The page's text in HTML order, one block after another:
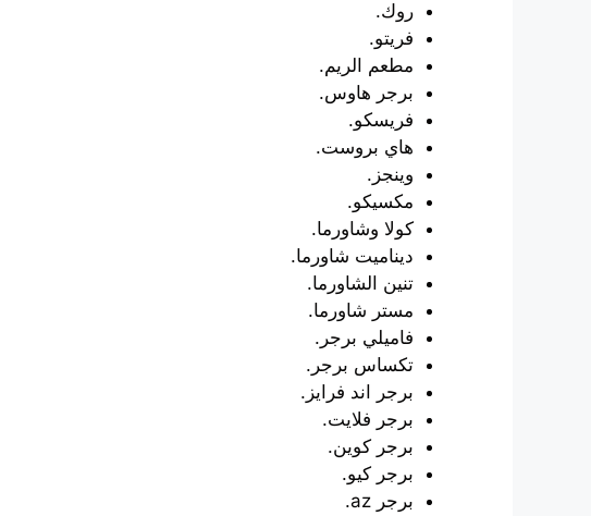
روك.
فريتو.
مطعم الريم.
برجر هاوس.
فريسكو.
هاي بروست.
وينجز.
مكسيكو.
كولا وشاورما.
ديناميت شاورما.
تنين الشاورما.
مستر شاورما.
فاميلي برجر.
تكساس برجر.
برجر اند فرايز.
برجر فلايت.
برجر كوين.
برجر كيو.
برجر az.